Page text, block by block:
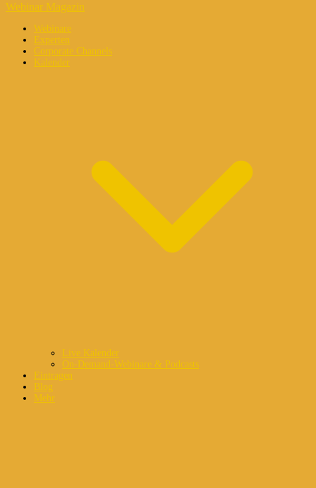
Webinar Magazin
Webinare
Experten
Corporate Channels
Kalender
Live Kalender
On-Demand-Webinare & Podcasts
Eintragen
Blog
Mehr